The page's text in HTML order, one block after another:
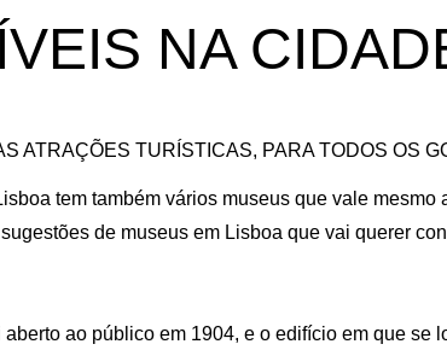
4 0
2
4
1
3
NA
ATRAÇÕES TURÍSTICAS, PARA TODOS OS
tem também vários museus que vale mesmo
de museus em Lisboa que vai querer
ao público em 1904, e o edifício em que se